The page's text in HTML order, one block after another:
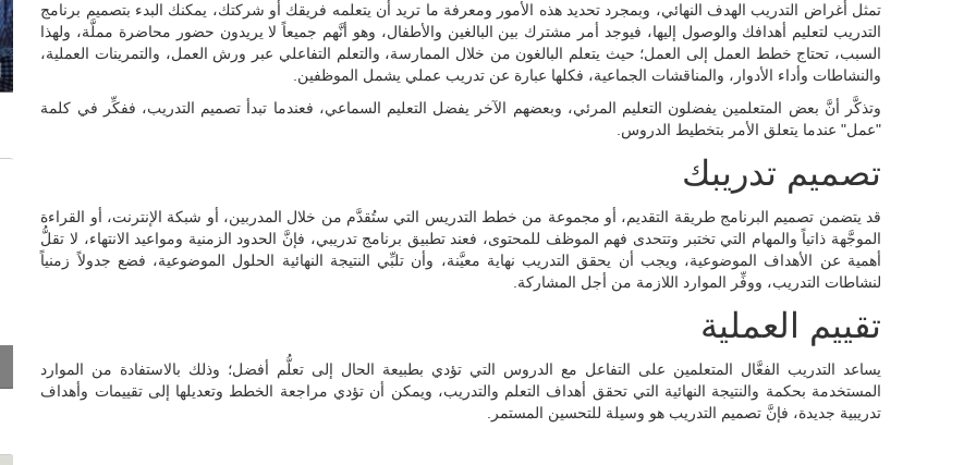
تمثل أغراض التدريب الهدف النهائي، وبمجرد تحديد هذه الأمور ومعرفة ما تريد أن يتعلمه فريقك أو شركتك، يمكنك البدء بتصميم برنامج
التدريب لتعليم أهدافك والوصول إليها، فيوجد أمر مشترك بين البالغين والأطفال، وهو أنَّهم جميعاً لا يريدون حضور محاضرة مملَّة، ولهذا
السبب، تحتاج خطط العمل إلى العمل؛ حيث يتعلم البالغون من خلال الممارسة، والتعلم التفاعلي عبر ورش العمل، والتمرينات العملية،
والنشاطات وأداء الأدوار، والمناقشات الجماعية، فكلها عبارة عن تدريب عملي يشمل الموظفين.
وتذكَّر أنَّ بعض المتعلمين يفضلون التعليم المرئي، وبعضهم الآخر يفضل التعليم السماعي، فعندما تبدأ تصميم التدريب، ففكِّر في كلمة
"عمل" عندما يتعلق الأمر بتخطيط الدروس.
تصميم تدريبك
قد يتضمن تصميم البرنامج طريقة التقديم، أو مجموعة من خطط التدريس التي ستُقدَّم من خلال المدربين، أو شبكة الإنترنت، أو القراءة
الموجَّهة ذاتياً والمهام التي تختبر وتتحدى فهم الموظف للمحتوى، فعند تطبيق برنامج تدريبي، فإنَّ الحدود الزمنية ومواعيد الانتهاء، لا تقلُّ
أهمية عن الأهداف الموضوعية، ويجب أن يحقق التدريب نهاية معيَّنة، وأن تلبِّي النتيجة النهائية الحلول الموضوعية، فضع جدولاً زمنياً
لنشاطات التدريب، ووفِّر الموارد اللازمة من أجل المشاركة.
تقييم العملية
يساعد التدريب الفعَّال المتعلمين على التفاعل مع الدروس التي تؤدي بطبيعة الحال إلى تعلُّم أفضل؛ وذلك بالاستفادة من الموارد
المستخدمة بحكمة والنتيجة النهائية التي تحقق أهداف التعلم والتدريب، ويمكن أن تؤدي مراجعة الخطط وتعديلها إلى تقييمات وأهداف
تدريبية جديدة، فإنَّ تصميم التدريب هو وسيلة للتحسين المستمر.